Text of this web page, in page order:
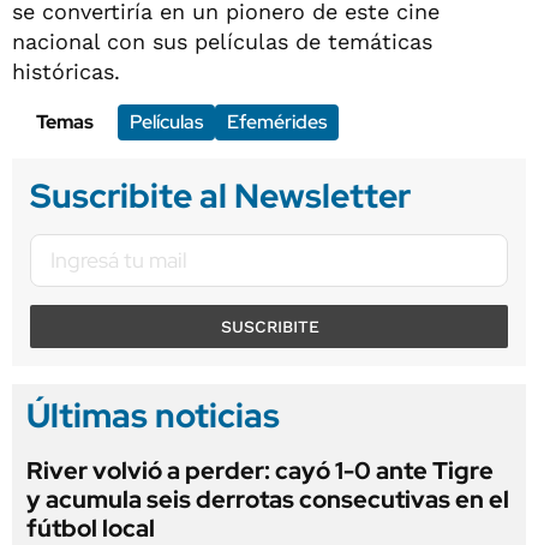
se convertiría en un pionero de este cine
nacional con sus películas de temáticas
históricas.
Temas
Películas Efemérides
Suscribite al Newsletter
SUSCRIBITE
Últimas noticias
River volvió a perder: cayó 1-0 ante Tigre
y acumula seis derrotas consecutivas en el
fútbol local